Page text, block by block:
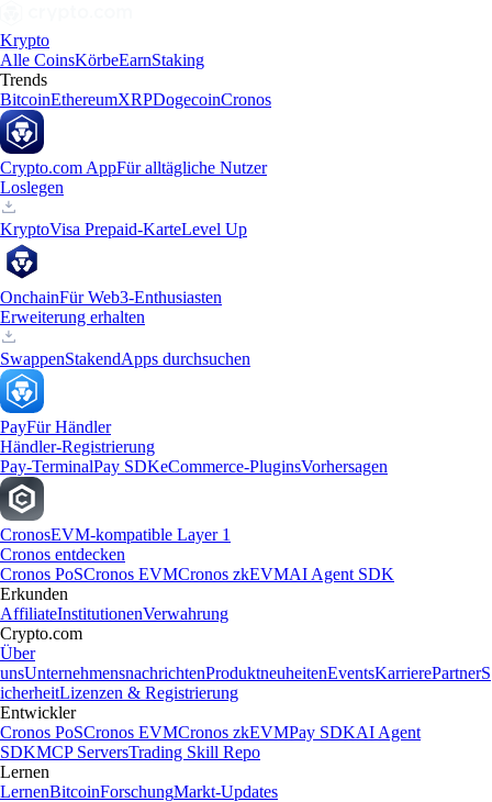
Krypto
Alle CoinsKörbeEarnStaking
Trends
BitcoinEthereumXRPDogecoinCronos
Crypto.com AppFür alltägliche Nutzer
Loslegen
KryptoVisa Prepaid-KarteLevel Up
OnchainFür Web3-Enthusiasten
Erweiterung erhalten
SwappenStakendApps durchsuchen
PayFür Händler
Händler-Registrierung
Pay-TerminalPay SDKeCommerce-PluginsVorhersagen
CronosEVM-kompatible Layer 1
Cronos entdecken
Cronos PoSCronos EVMCronos zkEVMAI Agent SDK
Erkunden
AffiliateInstitutionenVerwahrung
Crypto.com
Über
unsUnternehmensnachrichtenProduktneuheitenEventsKarrierePartnerS
icherheitLizenzen & Registrierung
Entwickler
Cronos PoSCronos EVMCronos zkEVMPay SDKAI Agent
SDKMCP ServersTrading Skill Repo
Lernen
LernenBitcoinForschungMarkt-Updates